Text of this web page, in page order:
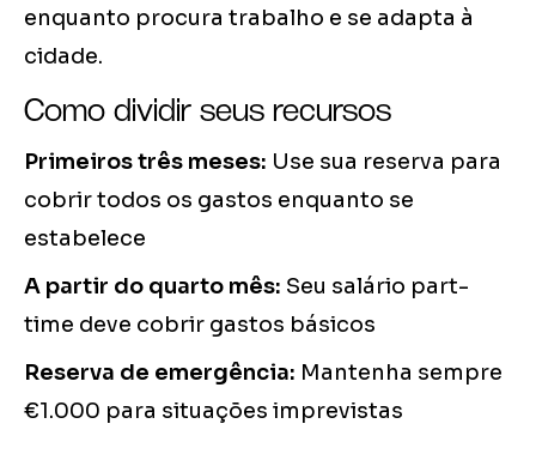
enquanto procura trabalho e se adapta à
cidade.
Como dividir seus recursos
Primeiros três meses: Use sua reserva para
cobrir todos os gastos enquanto se
estabelece
A partir do quarto mês: Seu salário part-
time deve cobrir gastos básicos
Reserva de emergência: Mantenha sempre
€1.000 para situações imprevistas